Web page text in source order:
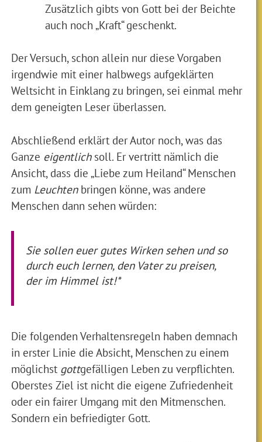
Zusätzlich gibts von Gott bei der Beichte
auch noch „Kraft“ geschenkt.
Der Versuch, schon allein nur diese Vorgaben
irgendwie mit einer halbwegs aufgeklärten
Weltsicht in Einklang zu bringen, sei einmal mehr
dem geneigten Leser überlassen.
Abschließend erklärt der Autor noch, was das
Ganze eigentlichsoll. Er vertritt nämlich die
Ansicht, dass die „Liebe zum Heiland“ Menschen
zum Leuchtenbringen könne, was andere
Menschen dann sehen würden:
Sie sollen euer gutes Wirken sehen und so
durch euch lernen, den Vater zu preisen,
der im Himmel ist!*
Die folgenden Verhaltensregeln haben demnach
in erster Linie die Absicht, Menschen zu einem
möglichst gottgefälligen Leben zu verpflichten.
Oberstes Ziel ist nicht die eigene Zufriedenheit
oder ein fairer Umgang mit den Mitmenschen.
Sondern ein befriedigter Gott.